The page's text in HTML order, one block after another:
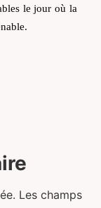
le jour où la
Les champs